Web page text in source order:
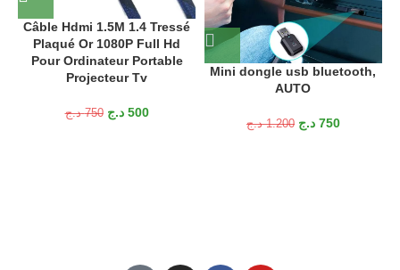
Câble Hdmi 1.5M 1.4 Tressé
Plaqué Or 1080P Full Hd
Pour Ordinateur Portable
Projecteur Tv
750 د.ج 500 د.ج
Mini dongle usb bluetooth,
AUTO
1.200 د.ج 750 د.ج